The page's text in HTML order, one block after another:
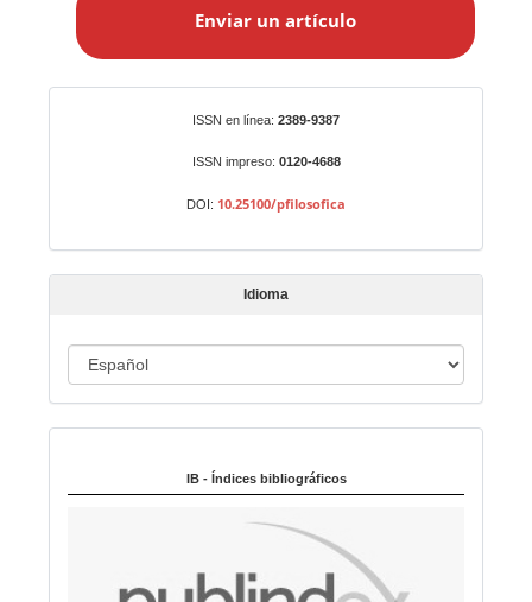
a
t
í
o
Enviar un artículo
ISSN en línea: 2389-9387
ISSN impreso: 0120-4688
DOI: 10.25100/pfilosofica
Idioma
d
m
IB - Índices bibliográficos